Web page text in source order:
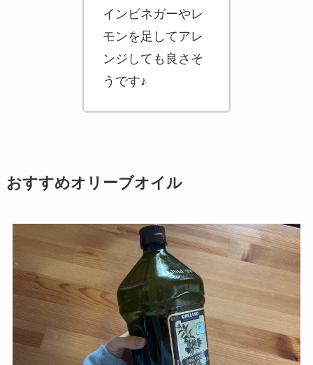
インビネガーやレ
モンを足してアレ
ンジしても良さそ
うです♪
おすすめオリーブオイル